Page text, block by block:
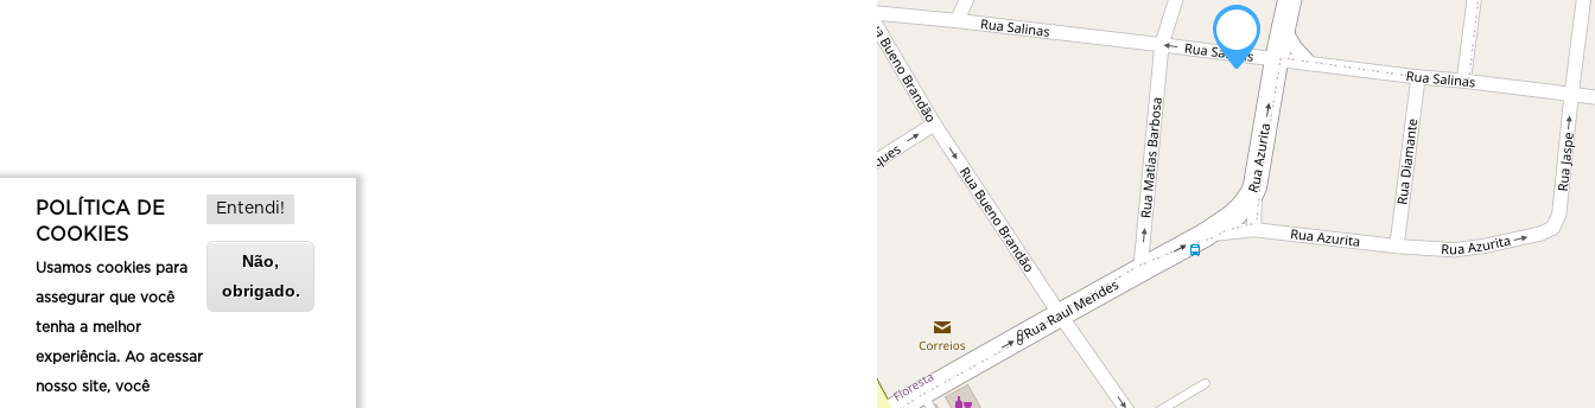
POLÍTICA DE
COOKIES
Usamos cookies para
assegurar que você
tenha a melhor
experiência. Ao acessar
nosso site, você
Entendi!
Não,
obrigado.